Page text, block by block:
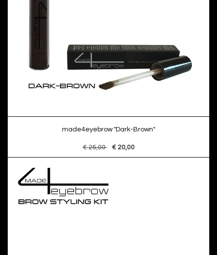
made4eyebrow "Dark-Brown"
€ 25,00 € 20,00